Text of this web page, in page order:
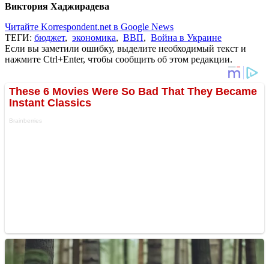
Виктория Хаджирадева
Читайте Korrespondent.net в Google News
ТЕГИ: бюджет, экономика, ВВП, Война в Украине
Если вы заметили ошибку, выделите необходимый текст и
нажмите Ctrl+Enter, чтобы сообщить об этом редакции.